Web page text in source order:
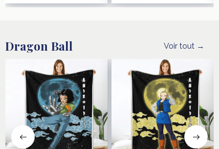
Dragon Ball Voir tout →